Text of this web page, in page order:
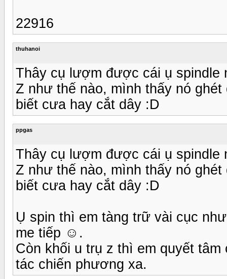
22916
thuhanoi
Thây cụ lượm được cái ụ spindle
Z như thế nào, mình thấy nó
biết cưa hay cắt dây :D
ppgas
Thây cụ lượm được cái ụ spindle
Z như thế nào, mình thấy nó
biết cưa hay cắt dây :D
Ụ spin thì em tàng trữ vài cục
me tiếp ☺.
Còn khối u trụ z thì em quyết
tác chiến phương xa.